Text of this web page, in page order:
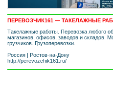
ПЕРЕВОЗЧИК161 — ТАКЕЛАЖНЫЕ
Такелажные работы. Перевозка любого
магазинов, офисов, заводов и складов.
грузчиков. Грузоперевозки.
Россия
Ростов-на-Дону
http://perevozchik161.ru/